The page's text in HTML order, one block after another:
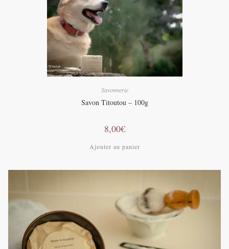
Savonnerie
Savon Titoutou – 100g
8,00€
Ajouter au panier